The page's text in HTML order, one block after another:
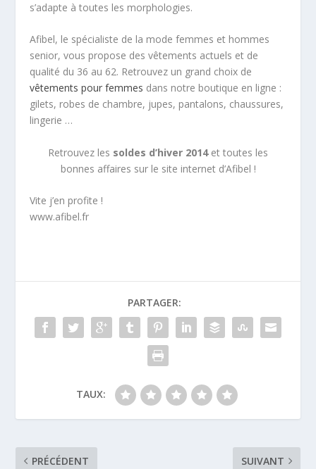
s’adapte à toutes les morphologies.
Afibel, le spécialiste de la mode femmes et hommes
senior, vous propose des vêtements actuels et de
qualité du 36 au 62. Retrouvez un grand choix de
vêtements pour femmes dans notre boutique en ligne :
gilets, robes de chambre, jupes, pantalons, chaussures,
lingerie …
Retrouvez les soldes d’hiver 2014et toutes les
bonnes affaires sur le site internet d’Afibel !
Vite j’en profite !
www.afibel.fr
PARTAGER:
TAUX:
PRÉCÉDENT SUIVANT